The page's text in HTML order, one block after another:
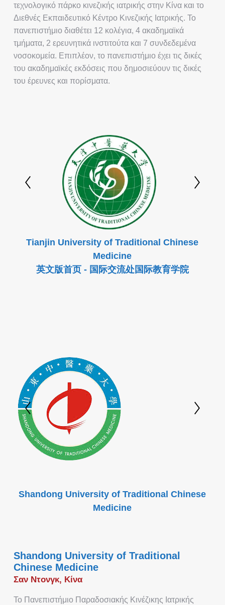
τεχνολογικό πάρκο κινεζικής ιατρικής στην Κίνα και το
Διεθνές Εκπαιδευτικό Κέντρο Κινεζικής Ιατρικής. Το
πανεπιστήμιο διαθέτει 12 κολέγια, 4 ακαδημαϊκά
τμήματα, 2 ερευνητικά ινστιτούτα και 7 συνδεδεμένα
νοσοκομεία. Επιπλέον, το πανεπιστήμιο έχει τις δικές
του ακαδημαϊκές εκδόσεις που δημοσιεύουν τις δικές
του έρευνες και πορίσματα.
Tianjin University of Traditional Chinese
Medicine
英文版首页 - 国际交流处国际教育学院
Shandong University of Traditional Chinese
Medicine
Shandong University of Traditional
Chinese Medicine
Σαν Ντονγκ, Κίνα
Το Πανεπιστήμιο Παραδοσιακής Κινέζικης Ιατρικής